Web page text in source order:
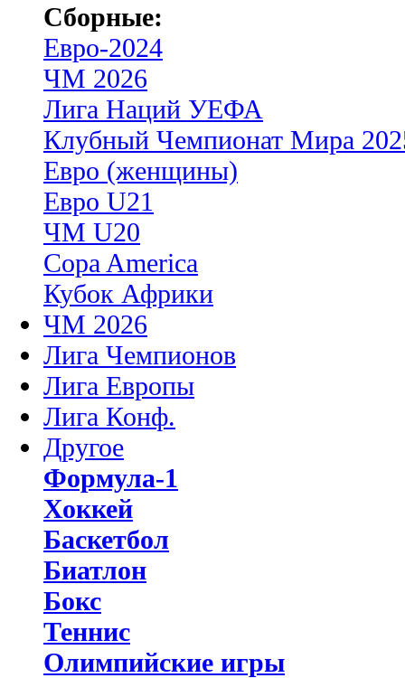
Сборные:
Евро-2024
ЧМ 2026
Лига Наций УЕФА
Клубный Чемпионат Мира
Евро (женщины)
Евро U21
ЧМ U20
Copa America
Кубок Африки
ЧМ 2026
Лига Чемпионов
Лига Европы
Лига Конф.
Другое
Формула-1
Хоккей
Баскетбол
Биатлон
Бокс
Теннис
Олимпийские игры